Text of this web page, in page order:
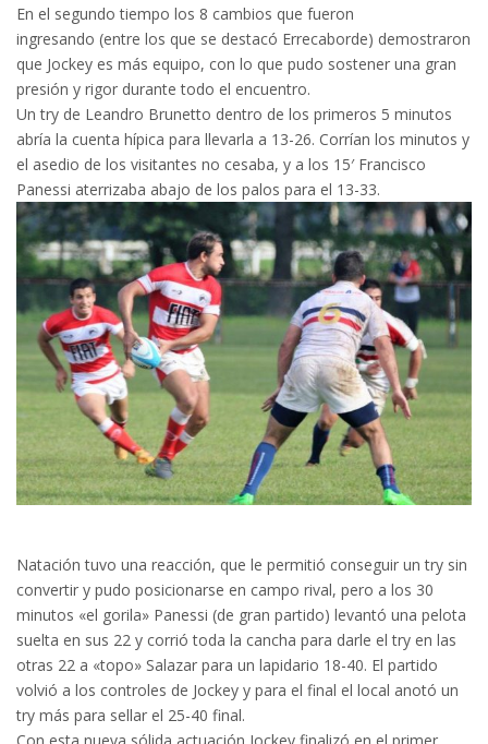
En el segundo tiempo los 8 cambios que fueron
ingresando (entre los que se destacó Errecaborde) demostraron
que Jockey es más equipo, con lo que pudo sostener una gran
presión y rigor durante todo el encuentro.
Un try de Leandro Brunetto dentro de los primeros 5 minutos
abría la cuenta hípica para llevarla a 13-26. Corrían los minutos y
el asedio de los visitantes no cesaba, y a los 15′ Francisco
Panessi aterrizaba abajo de los palos para el 13-33.
Natación tuvo una reacción, que le permitió conseguir un try sin
convertir y pudo posicionarse en campo rival, pero a los 30
minutos «el gorila» Panessi (de gran partido) levantó una pelota
suelta en sus 22 y corrió toda la cancha para darle el try en las
otras 22 a «topo» Salazar para un lapidario 18-40. El partido
volvió a los controles de Jockey y para el final el local anotó un
try más para sellar el 25-40 final.